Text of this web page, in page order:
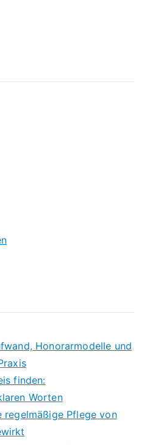
Honorarmodelle und
finden:
Worten
regelmäßige Pflege von